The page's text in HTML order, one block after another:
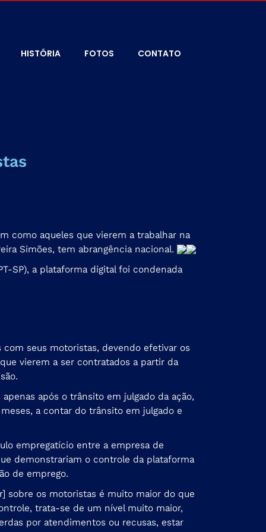
HISTÓRIA FOTOS CONTATO
como aqueles que vierem a trabalhar na
Simões, tem abrangência nacional.
SP), a plataforma digital foi condenada
com seus motoristas, devendo efetivar os
vierem a ser contratados a partir da
após o trânsito em julgado da ação,
a contar do trânsito em julgado e
empregatício entre a empresa de
demonstrariam o controle da plataforma
de emprego.
sobre os motoristas é muito maior do que
trata-se de um nível muito maior,
por atendimentos ou recusas, estar